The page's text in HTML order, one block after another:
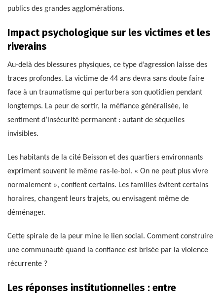
publics des grandes agglomérations.
Impact psychologique sur les victimes et les
riverains
Au-delà des blessures physiques, ce type d’agression laisse des
traces profondes. La victime de 44 ans devra sans doute faire
face à un traumatisme qui perturbera son quotidien pendant
longtemps. La peur de sortir, la méfiance généralisée, le
sentiment d’insécurité permanent : autant de séquelles
invisibles.
Les habitants de la cité Beisson et des quartiers environnants
expriment souvent le même ras-le-bol. « On ne peut plus vivre
normalement », confient certains. Les familles évitent certains
horaires, changent leurs trajets, ou envisagent même de
déménager.
Cette spirale de la peur mine le lien social. Comment construire
une communauté quand la confiance est brisée par la violence
récurrente ?
Les réponses institutionnelles : entre